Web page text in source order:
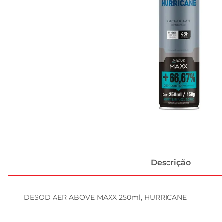
Descrição
DESOD AER ABOVE MAXX 250ml, HURRICANE